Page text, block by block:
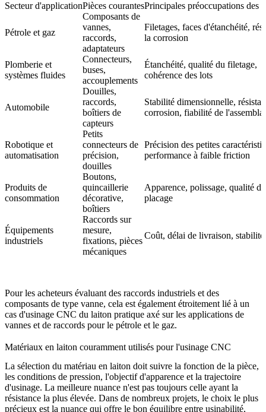
Secteur d'applicationPièces courantesPrincipales préoccupations des
Pétrole et gaz
Composants de
vannes,
raccords,
adaptateurs
Filetages, faces d'étanchéité,
la corrosion
Plomberie et
systèmes fluides
Connecteurs,
buses,
accouplements
Étanchéité, qualité du filetage,
cohérence des lots
Automobile
Douilles,
raccords,
boîtiers de
capteurs
Stabilité dimensionnelle,
corrosion, fiabilité de
Robotique et
automatisation
Petits
connecteurs de
précision,
douilles
Précision des petites
performance à faible friction
Produits de
consommation
Boutons,
quincaillerie
décorative,
boîtiers
Apparence, polissage, qualité du
placage
Équipements
industriels
Raccords sur
mesure,
fixations, pièces
mécaniques
Coût, délai de livraison, stabilité
Pour les acheteurs évaluant des raccords industriels et des
composants de type vanne, cela est également étroitement lié à un
cas d'usinage CNC du laiton pratique axé sur les applications de
vannes et de raccords pour le pétrole et le gaz.
Matériaux en laiton couramment utilisés pour l'usinage CNC
La sélection du matériau en laiton doit suivre la fonction de la pièce,
les conditions de pression, l'objectif d'apparence et la trajectoire
d'usinage. La meilleure nuance n'est pas toujours celle ayant la
résistance la plus élevée. Dans de nombreux projets, le choix le plus
précieux est la nuance qui offre le bon équilibre entre usinabilité,